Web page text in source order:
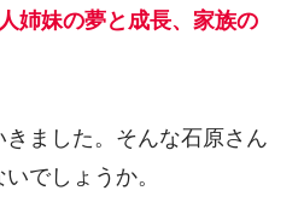
姉妹の夢と成長、家族の
ました。そんな石原さん
でしょうか。